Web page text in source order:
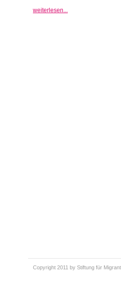
weiterlesen...
Copyright 2011 by Stiftung für